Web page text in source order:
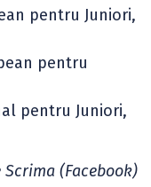
pentru Juniori,
pentru
pentru Juniori,
Scrima (Facebook)